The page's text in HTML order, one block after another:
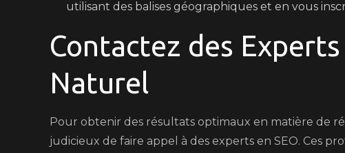
utilisant des balises géographiques et en vous
Contactez des
Naturel
Pour obtenir des résultats optimaux en matière de
judicieux de faire appel à des experts en SEO. Ces